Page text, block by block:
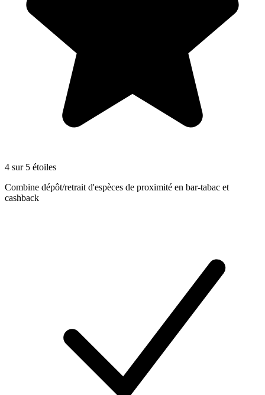
4 sur 5 étoiles
Combine dépôt/retrait d'espèces de proximité en bar-tabac et
cashback